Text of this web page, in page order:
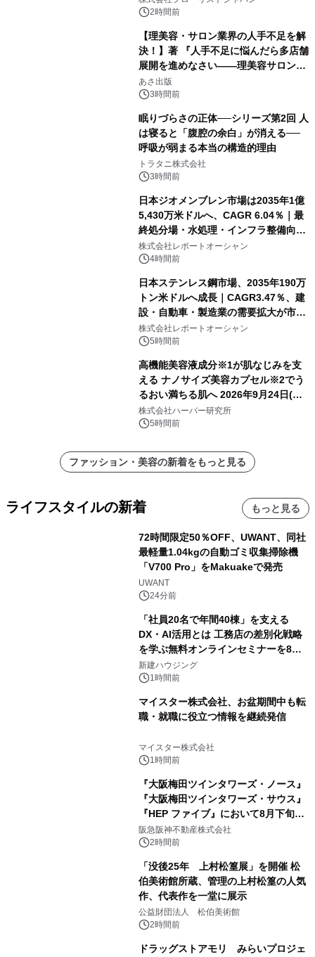
発売2時間前
【理美容・サロン業界の人手不足を解
決！】著 『人手不足に悩んだら多店舗
展開を進めなさい――理美容サロン
「多店舗展開」の教科書』2026年8月
24日（月）発売
あさ出版
3時間前
眠りづらさの正体──シリーズ第2回 人
は寝ると「腹腔の余白」が消える──
呼吸が弱まる本当の構造的理由
トラタニ株式会社
3時間前
日本ジオメンブレン市場は2035年1億
5,430万米ドルへ、CAGR 6.04％｜最
終処分場・水処理・インフラ整備向け
需要拡大
株式会社レポートオーシャン
4時間前
日本ステンレス鋼市場、2035年190万
トン米ドルへ成長｜CAGR3.47％、建
設・自動車・製造業の需要拡大が市場
を牽引
株式会社レポートオーシャン
5時間前
高機能美容液成分※1が肌なじみを支
える ナノサイズ美容カプセル※2でう
るおい満ちる肌へ 2026年9月24日(木)
よりリニューアル新発売 『ディープモ
イストセラム』
株式会社ハーバー研究所
5時間前
ファッション・美容の新着をもっと見る
ライフスタイルの新着 もっと見る
72時間限定50％OFF、UWANT、同社
最軽量1.04kgの自動ゴミ収集掃除機
「V700 Pro」をMakuakeで発売
UWANT
24分前
「社員20名で年間40棟」を支える
DX・AI活用とは 工務店の差別化戦略
を学ぶ無料オンラインセミナーを8月
20日に開催
新建ハウジング
1時間前
マイスター株式会社、お盆期間中も転
職・就職に役立つ情報を継続発信
マイスター株式会社
1時間前
『大阪梅田ツインタワーズ・ノース』
『大阪梅田ツインタワーズ・サウス』
『HEP ファイブ』において8月下旬か
ら 「オフサイト型コーポレートPPA」
による 再生可能エネルギー電力の使用
阪急阪神不動産株式会社
2時間前
「没後25年 上村松篁展」を開催 松
伯美術館所蔵、管理の上村松篁の人気
作、代表作を一堂に展示
公益財団法人 松伯美術館
2時間前
ドラッグストアモリ みらいプロジェ